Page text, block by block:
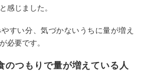
感じました。
すい分、気づかないうちに量が増え
必要です。
のつもりで量が増えている人